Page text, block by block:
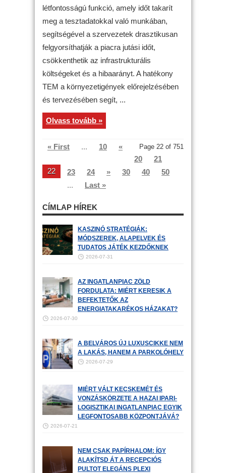
létfontosságú funkció, amely időt takarít
meg a tesztadatokkal való munkában,
segítségével a szervezetek drasztikusan
felgyorsíthatják a piacra jutási időt,
csökkenthetik az infrastrukturális
költségeket és a hibaarányt. A hatékony
TEM a környezetigények előrejelzésében
és tervezésében segít, ...
Olvass tovább »
Page 22 of 751
« First ... 10
«
20
21
22
23 24 » 30 40
50
...
Last »
CÍMLAP HÍREK
KASZINÓ STRATÉGIÁK:
MÓDSZEREK, ALAPELVEK ÉS
TUDATOS JÁTÉK KEZDŐKNEK
2026-07-31
AZ INGATLANPIAC ZÖLD
FORDULATA: MIÉRT KERESIK A
BEFEKTETŐK AZ
ENERGIATAKARÉKOS HÁZAKAT?
2026-07-30
A BELVÁROS ÚJ LUXUSCIKKE NEM
A LAKÁS, HANEM A PARKOLÓHELY
2026-07-29
MIÉRT VÁLT KECSKEMÉT ÉS
VONZÁSKÖRZETE A HAZAI IPARI-
LOGISZTIKAI INGATLANPIAC EGYIK
LEGFONTOSABB KÖZPONTJÁVÁ?
2026-07-21
NEM CSAK PAPÍRHALOM: ÍGY
ALAKÍTSD ÁT A RECEPCIÓS
PULTOT ELEGÁNS PLEXI